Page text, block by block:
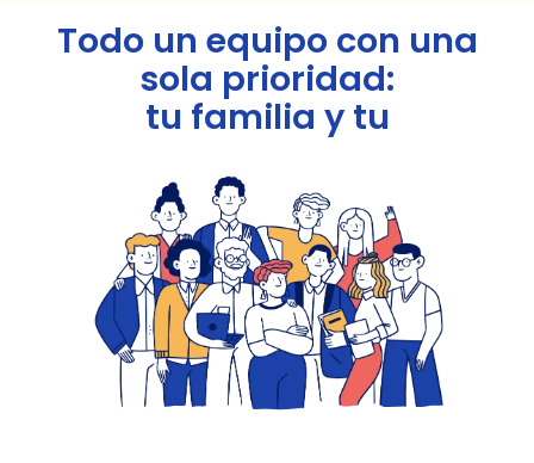
Todo un equipo con una
sola prioridad:
tu familia y tu